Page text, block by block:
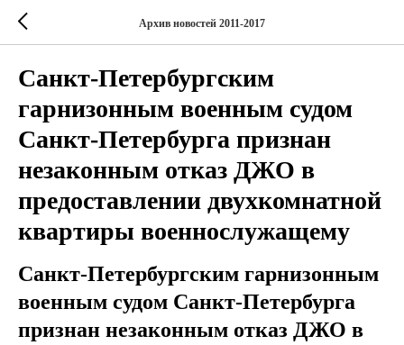
Архив новостей 2011-2017
Санкт-Петербургским
гарнизонным военным судом
Санкт-Петербурга признан
незаконным отказ ДЖО в
предоставлении двухкомнатной
квартиры военнослужащему
Санкт-Петербургским гарнизонным
военным судом Санкт-Петербурга
признан незаконным отказ ДЖО в